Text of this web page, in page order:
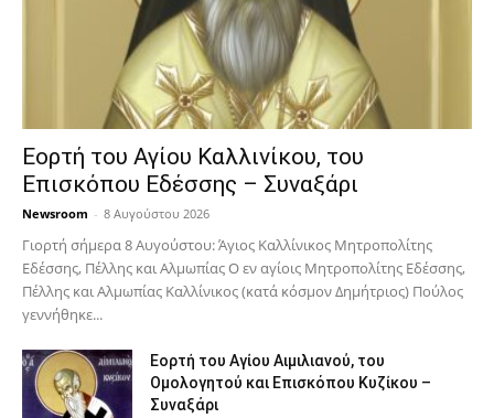
Εορτή του Αγίου Καλλινίκου, του
Επισκόπου Εδέσσης – Συναξάρι
Newsroom - 8 Αυγούστου 2026
Γιορτή σήμερα 8 Αυγούστου: Άγιος Καλλίνικος Μητροπολίτης
Εδέσσης, Πέλλης και Αλμωπίας Ο εν αγίοις Μητροπολίτης Εδέσσης,
Πέλλης και Αλμωπίας Καλλίνικος (κατά κόσμον Δημήτριος) Πούλος
γεννήθηκε...
Εορτή του Αγίου Αιμιλιανού, του
Ομολογητού και Επισκόπου Κυζίκου –
Συναξάρι